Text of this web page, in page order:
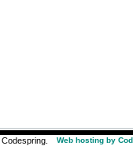
Web hosting by